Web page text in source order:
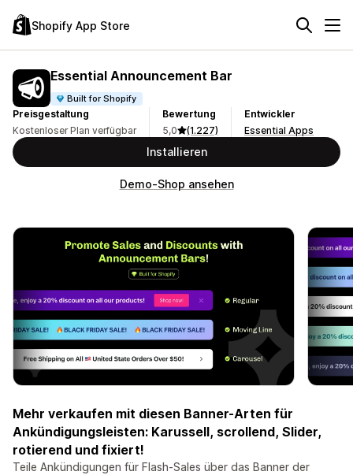
Shopify App Store
Essential Announcement Bar
Built for Shopify
Preisgestaltung
Kostenloser Plan verfügbar
Bewertung
5,0
(1.227)
Entwickler
Essential Apps
Installieren
Demo-Shop ansehen
Mehr verkaufen mit diesen Banner-Arten für
Ankündigungsleisten: Karussell, scrollend, Slider,
rotierend und fixiert!
Teile Ankündigungen für Flash-Sales über das Banner der